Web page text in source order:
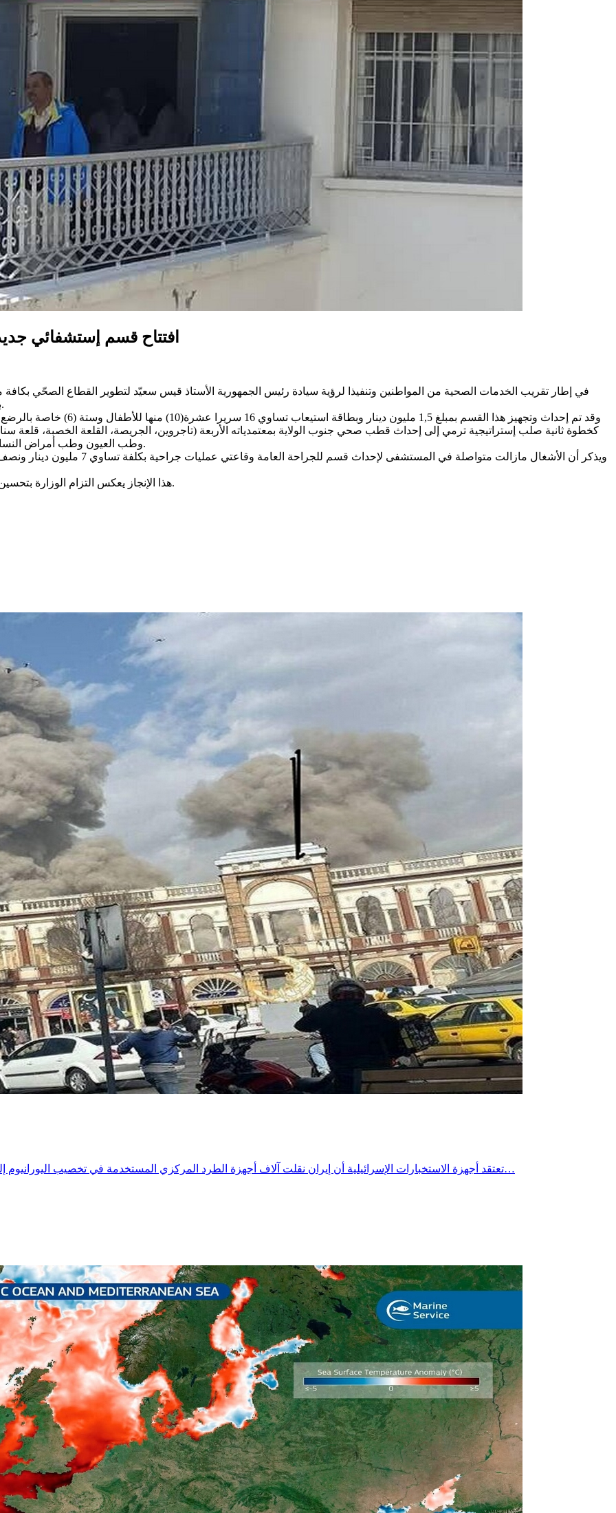
افتتاح قسم إستشفائي
في إطار تقريب الخدمات الصحية من المواطنين وتنفيذا لرؤية سيادة رئيس الجمهورية الأستاذ قيس سعيّد لتطوير القطاع الصحّي
بتاجروين بحضور الإطارات الجهوية والمحلية والاطارات الصحية بالجهة.
وقد تم إحداث وتجهيز هذا القسم
كخطوة ثانية صلب إستراتيجية ترمي إلى إحداث قطب صحي جنوب الولاية بمعتمدياته الأربعة (تاجروين، الجريصة، القلعة الخصبة،
وطب العيون وطب أمراض النساء والتوليد وأمراض المعدة والجهاز الهضمي وأمراض القلب والشرايين.
هذا الإنجاز يعكس التزام الوزارة بتحسين البنية التحتية الصحية وتوفير رعاية متخصّصة ومتكاملة لجميع الفئات.
تعتقد أجهزة الاستخبارات الإسرائيلية أن إيران نقلت آلاف أجهزة الطرد المركزي المستخدمة في تخصيب اليورانيوم إلى أنفاق محفورة في أعماق جبل خلال الخريف الماضي، وفق ما نقلته…